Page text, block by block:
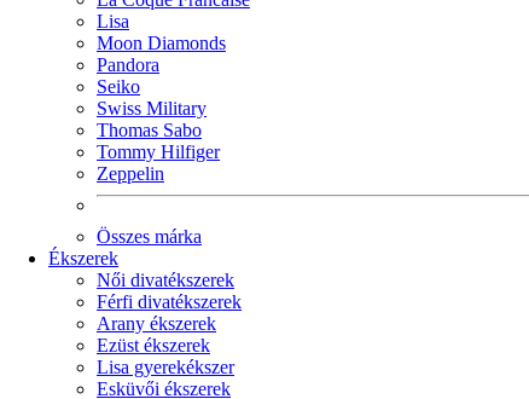
Lisa
Moon Diamonds
Pandora
Seiko
Swiss Military
Thomas Sabo
Tommy Hilfiger
Zeppelin
Összes márka
Ékszerek
Női divatékszerek
Férfi divatékszerek
Arany ékszerek
Ezüst ékszerek
Lisa gyerekékszer
Esküvői ékszerek